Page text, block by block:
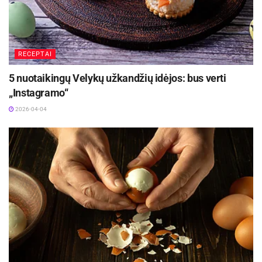
išorę – kubeliams atsistojus juos galima lengvai
nupjauti. Supjaustytas šiuo būdu mangas išlaiko
formą, nesusitrina ir atrodo tvarkingai patiekiant.
Kaip pjaustyti mangą, / Asociatyvi Pexels nuotr.
Puikiai tinka desertams, salotoms, mėsos ir
RECEPTAI
5 nuotaikingų Velykų užkandžių idėjos: bus verti
„Instagramo“
2026-04-04